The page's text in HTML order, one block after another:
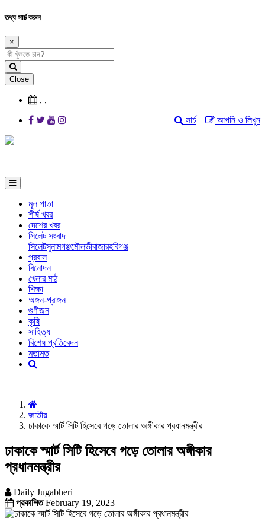
তথ্য সার্চ করুন
×
Close
, ,
আপনি ও লিখুন
সার্চ
মূল পাতা
শীর্ষ খবর
দেশের খবর
সিলেট সংবাদ
সিলেটসুনামগঞ্জমৌলভীবাজারহবিগঞ্জ
প্রবাস
বিনোদন
খেলার মাঠ
শিক্ষা
অঙ্গন-প্রাঙ্গন
গুণীজন
কৃষি
সাহিত্য
বিশেষ প্রতিবেদন
মতামত
জাতীয়
ঢাকাকে স্মার্ট সিটি হিসেবে গড়ে তোলার অঙ্গীকার প্রধানমন্ত্রীর
ঢাকাকে স্মার্ট সিটি হিসেবে গড়ে তোলার অঙ্গীকার
প্রধানমন্ত্রীর
Daily Jugabheri
প্রকাশিতFebruary 19, 2023